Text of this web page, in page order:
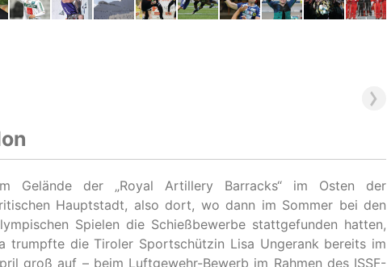
Gelände der „Royal Artillery Barracks“ im Osten der
Hauptstadt, also dort, wo dann im Sommer bei den
Spielen die Schießbewerbe stattgefunden hatten,
trumpfte die Tiroler Sportschützin Lisa Ungerank bereits im
groß auf – beim Luftgewehr-Bewerb im Rahmen des ISSF-